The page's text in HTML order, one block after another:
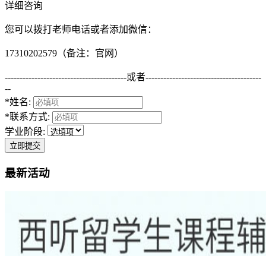
详细咨询
您可以拨打老师电话或者添加微信：
17310202579（备注：官网）
-----------------------------------------或者---------------------------------------
--
*姓名:
*联系方式:
学业阶段:
立即提交
最新活动